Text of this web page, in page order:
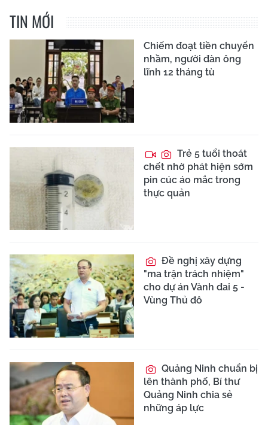
TIN MỚI
Chiếm đoạt tiền chuyển
nhầm, người đàn ông
lĩnh 12 tháng tù
Trẻ 5 tuổi thoát
chết nhờ phát hiện sớm
pin cúc áo mắc trong
thực quản
Đề nghị xây dựng
"ma trận trách nhiệm"
cho dự án Vành đai 5 -
Vùng Thủ đô
Quảng Ninh chuẩn bị
lên thành phố, Bí thư
Quảng Ninh chia sẻ
những áp lực